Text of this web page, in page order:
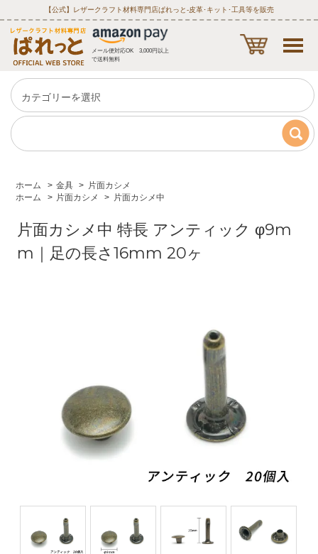
【公式】レザークラフト材料専門店ぱれっと‐皮革･キット･工具等を販売
メール便対応OK 3,000円以上
で送料無料
ホーム > 金具 > 片面カシメ
ホーム
> 片面カシメ > 片面カシメ中
片面カシメ中 特長 アンティック φ9m
m｜足の長さ16mm 20ヶ